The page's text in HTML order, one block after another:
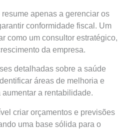
apenas a gerenciar os
conformidade fiscal. Um
como um consultor estratégico,
da empresa.
detalhadas sobre a saúde
áreas de melhoria e
a rentabilidade.
criar orçamentos e previsões
uma base sólida para o